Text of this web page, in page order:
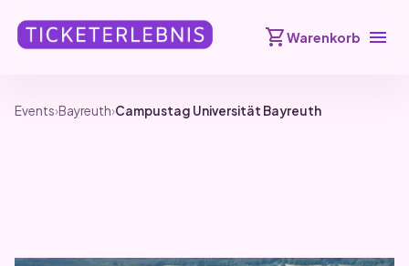
shopping_cartWarenkorb menu
Events›Bayreuth›Campustag Universität Bayreuth